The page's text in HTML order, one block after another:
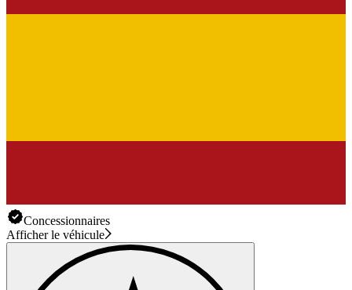
Concessionnaires
Afficher le véhicule